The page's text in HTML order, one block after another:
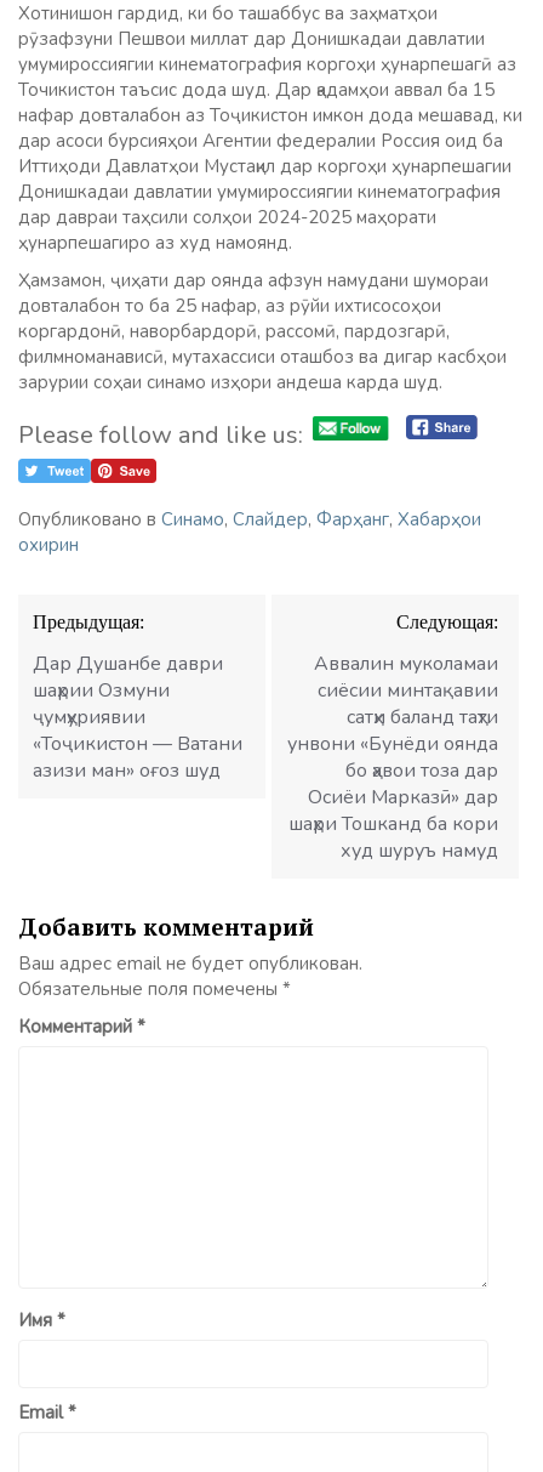
Хотинишон гардид, ки бо ташаббус ва заҳматҳои
рӯзафзуни Пешвои миллат дар Донишкадаи давлатии
умумироссиягии кинематография коргоҳи ҳунарпешагӣ аз
Точикистон таъсис дода шуд. Дар қадамҳои аввал ба 15
нафар довталабон аз Тоҷикистон имкон дода мешавад, ки
дар асоси бурсияҳои Агентии федералии Россия оид ба
Иттиҳоди Давлатҳои Мустақил дар коргоҳи ҳунарпешагии
Донишкадаи давлатии умумироссиягии кинематография
дар давраи таҳсили солҳои 2024-2025 маҳорати
ҳунарпешагиро аз худ намоянд.
Ҳамзамон, ҷиҳати дар оянда афзун намудани шумораи
довталабон то ба 25 нафар, аз рӯйи ихтисосоҳои
коргардонӣ, наворбардорӣ, рассомӣ, пардозгарӣ,
филмноманависӣ, мутахассиси оташбоз ва дигар касбҳои
зарурии соҳаи синамо изҳори андеша карда шуд.
Please follow and like us:
Опубликовано в Синамо, Слайдер, Фарҳанг, Хабарҳои
охирин
Навигация
по
записям
Предыдущая:
Дар Душанбе даври
шаҳрии Озмуни
ҷумҳуриявии
«Тоҷикистон — Ватани
азизи ман» оғоз шуд
Следующая:
Аввалин муколамаи
сиёсии минтақавии
сатҳи баланд таҳти
унвони «Бунёди оянда
бо ҳавои тоза дар
Осиёи Марказӣ» дар
шаҳри Тошканд ба кори
худ шуруъ намуд
Добавить комментарий
Ваш адрес email не будет опубликован.
Обязательные поля помечены *
Комментарий *
Имя *
Email*